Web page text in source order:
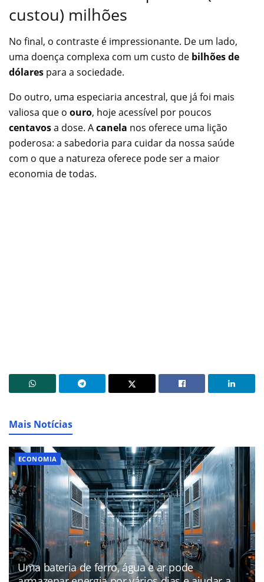
custou) milhões
No final, o contraste é impressionante. De um lado,
uma doença complexa com um custo de bilhões de
dólares para a sociedade.
Do outro, uma especiaria ancestral, que já foi mais
valiosa que o ouro, hoje acessível por poucos
centavosa dose. Acanela nos oferece uma lição
poderosa: a sabedoria para cuidar da nossa saúde
com o que a natureza oferece pode ser a maior
economia de todas.
Mais Notícias
ECONOMIA
Uma bateria de ferro, água e ar pode